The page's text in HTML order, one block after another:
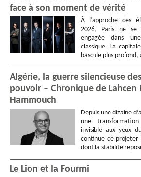
face à son moment de vérité
À l’approche des
2026, Paris ne se
engagée dans
classique. La
bascule plus
Algérie, la guerre silencieuse
pouvoir – Chronique de Lahcen
Hammouch
Depuis une dizaine
une
invisible aux yeux
continue de projeter
dont la stabilité
Le Lion et la Fourmi